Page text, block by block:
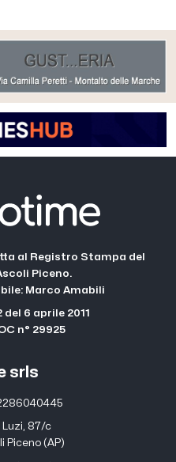
al Registro Stampa del
Piceno.
Marco Amabili
6 aprile 2011
n° 29925
srls
Luzi, 87/c
Piceno (AP)